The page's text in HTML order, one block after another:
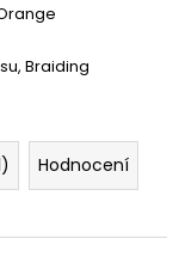
Braiding
Hodnocení